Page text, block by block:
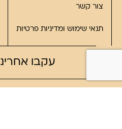
צור קשר
תנאי שימוש ומדיניות פרטיות
עקבו אחרינו